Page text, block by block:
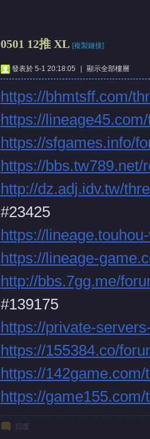
0501 12推 XL [複製鏈接]
發表於 5-1 20:18:05 顯示全部樓層
https://bhmtsff.com/
https://
https://sfgames.info/
https://bbs.tw789.net/
http://dz.adj.idv.tw/
#23425
https://
https://lineage-
http://bbs.7gg.me/
#139175
https://private-
https://155384.co/
https://
https://
回復